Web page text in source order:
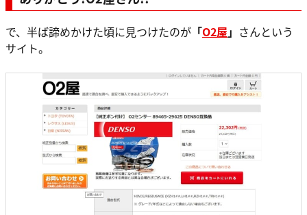
で、半ば諦めかけた頃に見つけたのが 「O2屋」 さんという
サイト。